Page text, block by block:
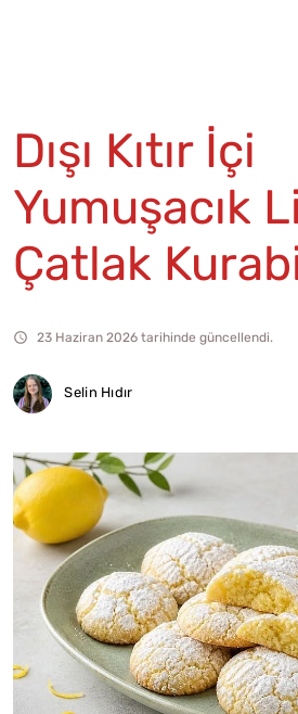
Dışı Kıtır İçi
Yumuşacık
Çatlak
23 Haziran 2026 tarihinde güncellendi.
Selin Hıdır